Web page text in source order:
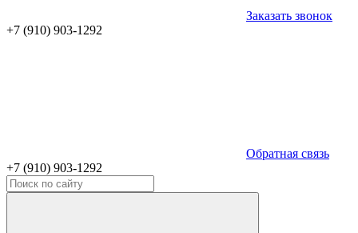
Заказать звонок
+7 (910) 903-1292
Обратная связь
+7 (910) 903-1292